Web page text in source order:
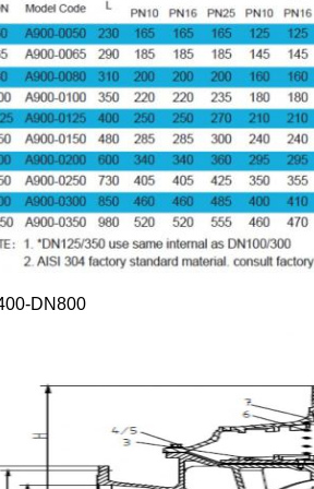
DN800